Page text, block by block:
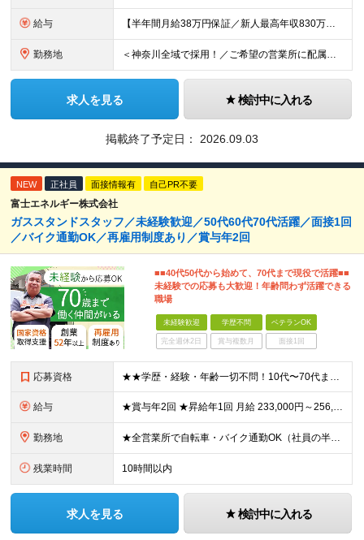
給与 【半年間月給38万円保証／新人最高年収830万円／賞与年2回／給料控除を100%撤廃】 6ヶ月間、月給38万円保証＋歩合給＋賞与年2回（川崎／保土ヶ谷／戸塚） ◆保証額を超える売上時は上乗せした給与
勤務地 ＜神奈川全域で採用！／ご希望の営業所に配属＞◎転居を伴う転勤なし！◎U・Iターン歓迎！◎マイカー通勤OK（駐車場完備） 神奈川全域に6拠点（★希望の営業所に配属） ■本社：横浜市戸塚区名瀬町1152
求人を見る 検討中に入れる
掲載終了予定日： 2026.09.03
NEW 正社員 面接情報有 自己PR不要
富士エネルギー株式会社
ガススタンドスタッフ／未経験歓迎／50代60代70代活躍／面接1回
／バイク通勤OK／再雇用制度あり／賞与年2回
■■40代50代から始めて、70代まで現役で活躍■■
未経験での応募も大歓迎！年齢問わず活躍できる
職場
未経験歓迎 学歴不問 ベテランOK
完全週休2日 賞与複数月 面接1回
応募資格 ★★学歴・経験・年齢一切不問！10代〜70代まで活躍中★★ ■未経験歓迎 ■第二新卒歓迎・ブランクOK 人物重視の採用です！元気な挨拶ができる方、安定した環境で長く働きたい方を歓迎します。
給与 ★賞与年2回 ★昇給年1回 月給 233,000円～256,000円 +（各種手当）+（賞与年2回） ※経験、能力等を考慮の上、決定！月収30万円以上も可能です ※経験者の方は優遇します ※3ヶ月の
勤務地 ★全営業所で自転車・バイク通勤OK（社員の半数がバイクで通勤） 【目黒営業所】 東京都目黒区目黒1-24-2 【五反田営業所】 東京都品川区大崎5-1-2 【中野営業所 新宿スタンド】 東京都中
残業時間 10時間以内
求人を見る 検討中に入れる